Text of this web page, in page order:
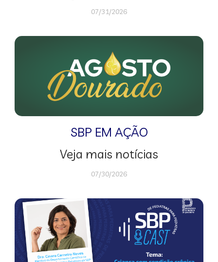
07/31/2026
SBP EM AÇÃO
Veja mais notícias
07/30/2026